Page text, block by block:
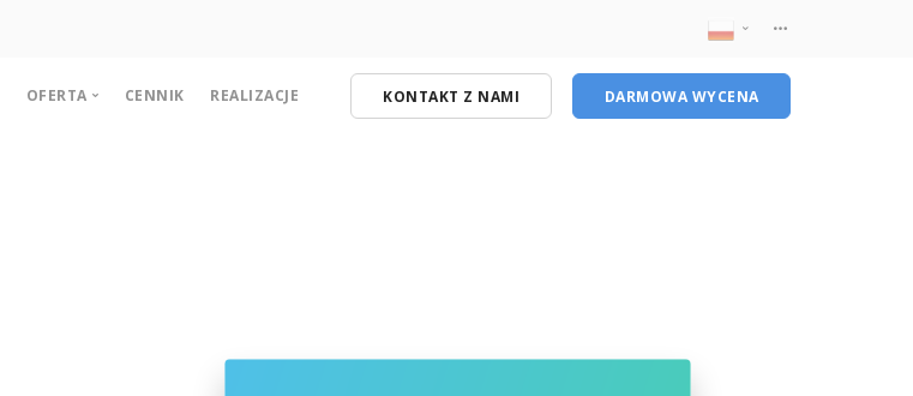
Polski
OFERTA
Google Moja Firma
CENNIK REALIZACJE KONTAKT Z NAMI DARMOWA WYCENA